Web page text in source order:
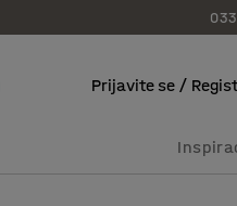
Prijavite se /